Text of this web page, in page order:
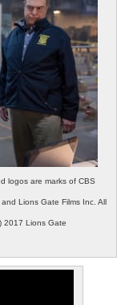
logos are marks of CBS
Lions Gate Films Inc. All
2017 Lions Gate